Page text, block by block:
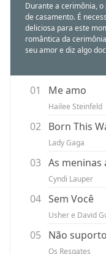
Durante a cerimônia,
de casamento. É
deliciosa para este
romântica da
seu amor e diz algo
01 Me amo
Hailee Steinfeld
02 Born This
Lady Gaga
03
Cyndi Lauper
04 Sem Você
Usher e David
05 Não
Os Resgates